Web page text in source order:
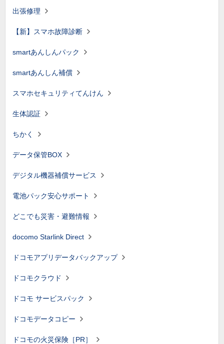
出張修理
【新】スマホ故障診断
smartあんしんパック
smartあんしん補償
スマホセキュリティてんけん
生体認証
ちかく
データ保管BOX
デジタル機器補償サービス
電池パック安心サポート
どこでも災害・避難情報
docomo Starlink Direct
ドコモアプリデータバックアップ
ドコモクラウド
ドコモ サービスパック
ドコモデータコピー
ドコモの火災保険［PR］